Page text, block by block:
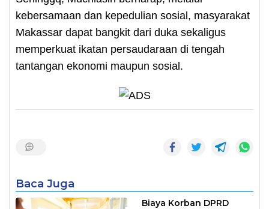
kebersamaan dan kepedulian sosial, masyarakat
Makassar dapat bangkit dari duka sekaligus
memperkuat ikatan persaudaraan di tengah
tantangan ekonomi maupun sosial.
Baca Juga
Biaya Korban DPRD